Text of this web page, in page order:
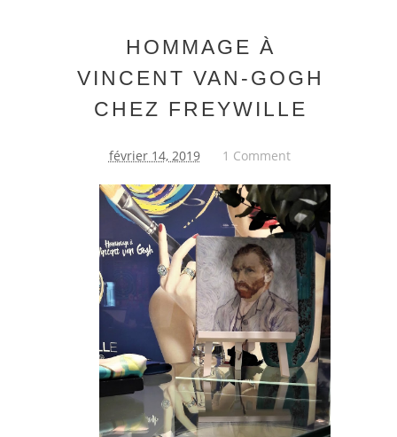
HOMMAGE À
VINCENT VAN-GOGH
CHEZ FREYWILLE
février 14, 2019 1 Comment